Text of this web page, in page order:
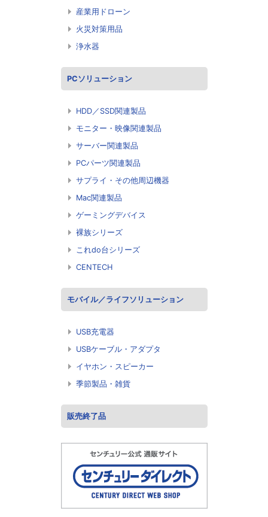
産業用ドローン
火災対策用品
浄水器
PCソリューション
HDD／SSD関連製品
モニター・映像関連製品
サーバー関連製品
PCパーツ関連製品
サプライ・その他周辺機器
Mac関連製品
ゲーミングデバイス
裸族シリーズ
これdo台シリーズ
CENTECH
モバイル／ライフソリューション
USB充電器
USBケーブル・アダプタ
イヤホン・スピーカー
季節製品・雑貨
販売終了品